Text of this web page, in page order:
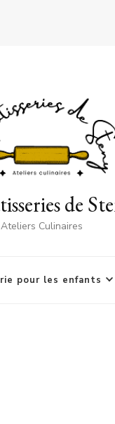
de
Ateliers Culinaires
pour les enfants